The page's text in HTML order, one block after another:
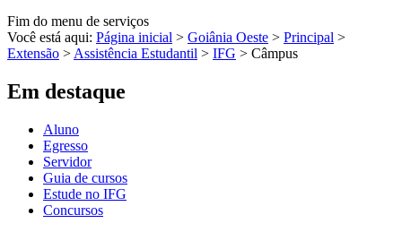
Fim do menu de serviços
Você está aqui: Página inicial > Goiânia Oeste > Principal >
Extensão >Assistência Estudantil > IFG > Câmpus
Em destaque
Aluno
Egresso
Servidor
Guia de cursos
Estude no IFG
Concursos